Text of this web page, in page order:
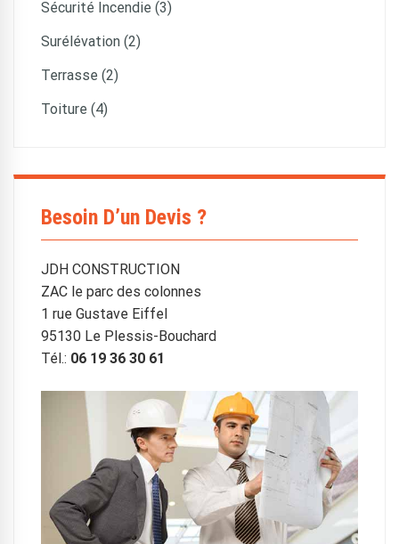
Sécurité Incendie (3)
Surélévation (2)
Terrasse (2)
Toiture (4)
Besoin D’un Devis ?
JDH CONSTRUCTION
ZAC le parc des colonnes
1 rue Gustave Eiffel
95130 Le Plessis-Bouchard
Tél.: 06 19 36 30 61